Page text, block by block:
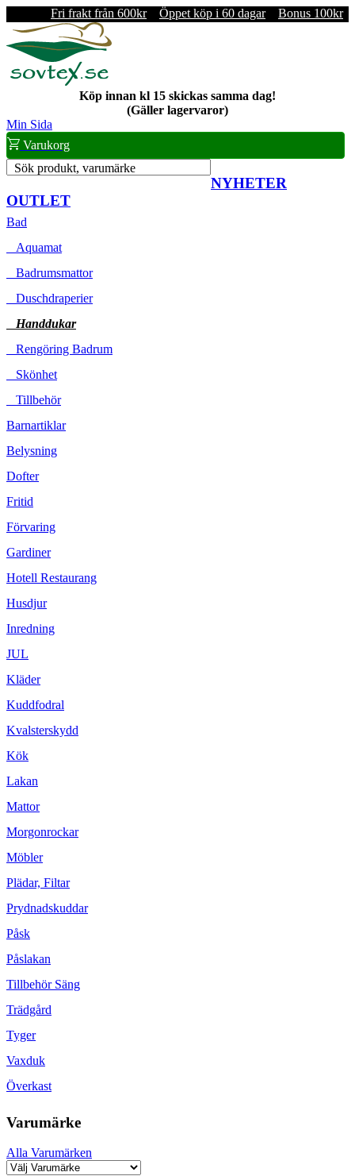
Fri frakt från 600kr Öppet köp i 60 dagar Bonus 100kr
Köp innan kl 15 skickas samma dag!
(Gäller lagervaror)
Min Sida
Varukorg
Sök produkt, varumärke
NYHETER
OUTLET
Bad
Aquamat
Badrumsmattor
Duschdraperier
Handdukar
Rengöring Badrum
Skönhet
Tillbehör
Barnartiklar
Belysning
Dofter
Fritid
Förvaring
Gardiner
Hotell Restaurang
Husdjur
Inredning
JUL
Kläder
Kuddfodral
Kvalsterskydd
Kök
Lakan
Mattor
Morgonrockar
Möbler
Plädar, Filtar
Prydnadskuddar
Påsk
Påslakan
Tillbehör Säng
Trädgård
Tyger
Vaxduk
Överkast
Varumärke
Alla Varumärken